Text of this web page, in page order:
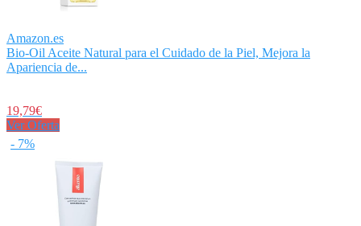
Amazon.es
Bio-Oil Aceite Natural para el Cuidado de la Piel, Mejora la
Apariencia de...
19,79€
Ver Oferta
- 7%